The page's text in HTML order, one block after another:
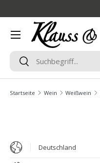
Direkt zum Inhalt
Suchen
Suchen
Menü
Startseite Wein Weißwein
Deutschland